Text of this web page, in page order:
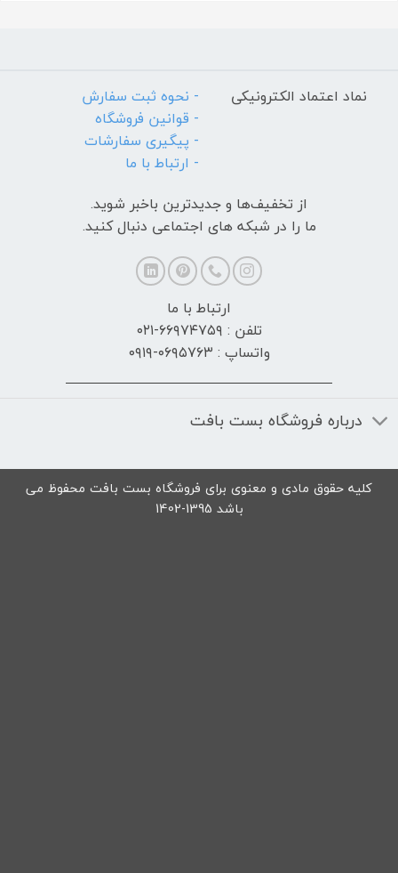
نماد اعتماد الکترونیکی
- نحوه ثبت سفارش
- قوانین فروشگاه
- پیگیری سفارشات
- ارتباط با ما
از تخفیف‌ها و جدیدترین‌ باخبر شوید.
ما را در شبکه های اجتماعی دنبال کنید.
ارتباط با ما
تلفن : ۶۶۹۷۴۷۵۹-۰۲۱
واتساپ : ۰۶۹۵۷۶۳-۰۹۱۹
درباره فروشگاه بست بافت
کلیه حقوق مادی و معنوی برای فروشگاه بست بافت محفوظ می
باشد 1395-1402